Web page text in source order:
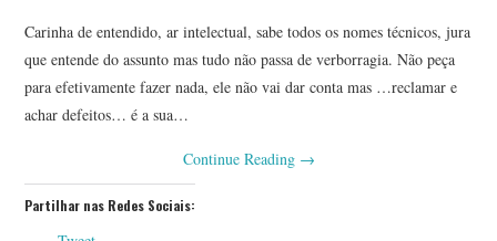
Carinha de entendido, ar intelectual, sabe todos os nomes técnicos, jura
que entende do assunto mas tudo não passa de verborragia. Não peça
para efetivamente fazer nada, ele não vai dar conta mas …reclamar e
achar defeitos… é a sua…
Continue Reading →
Partilhar nas Redes Sociais: